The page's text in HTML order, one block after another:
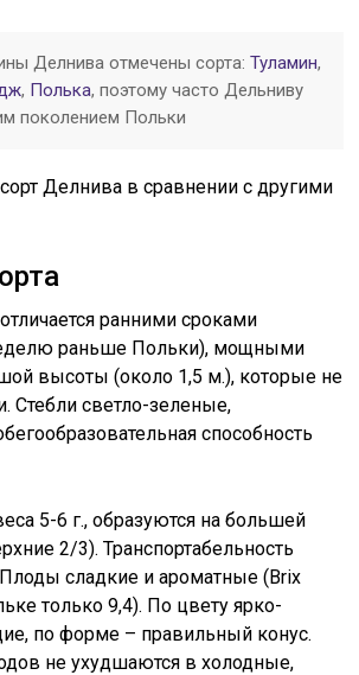
Делнива отмечены сорта:Туламин,
, Полька, поэтому часто Дельниву
поколением Польки
ранними сроками
раньше Польки), мощными
высоты (около 1,5 м.), которые не
Стебли светло-зеленые,
способность
5-6 г., образуются на большей
2/3). Транспортабельность
сладкие и ароматные (Brix
только 9,4). По цвету ярко-
по форме – правильный конус.
не ухудшаются в холодные,